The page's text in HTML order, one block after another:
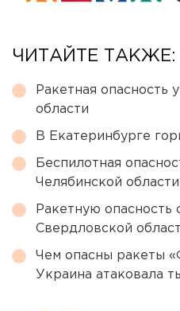
ЧИТАЙТЕ ТАКЖЕ:
Ракетная опасность
области
В Екатеринбурге
Беспилотная
Челябинской области
Ракетную опасность
Свердловской
Чем опасны ракеты
Украина атаковала